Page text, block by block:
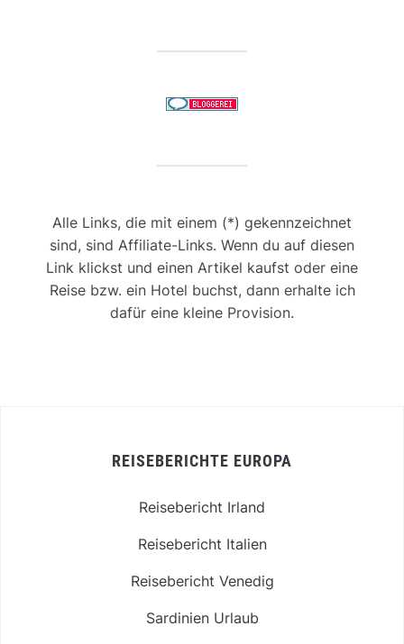
Alle Links, die mit einem (*) gekennzeichnet
sind, sind Affiliate-Links. Wenn du auf diesen
Link klickst und einen Artikel kaufst oder eine
Reise bzw. ein Hotel buchst, dann erhalte ich
dafür eine kleine Provision.
REISEBERICHTE EUROPA
Reisebericht Irland
Reisebericht Italien
Reisebericht Venedig
Sardinien Urlaub